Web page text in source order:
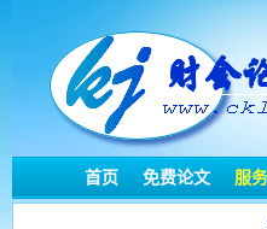
首页 免费论文 服